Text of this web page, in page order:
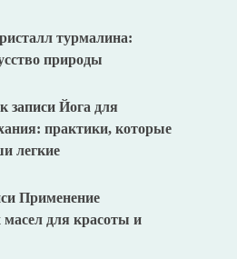
турмалина:
природы
к записи Йога для
практики, которые
легкие
Применение
масел для красоты и